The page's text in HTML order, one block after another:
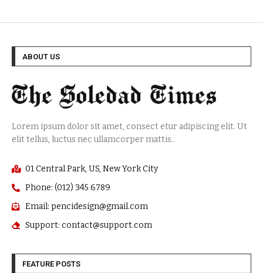
ABOUT US
Lorem ipsum dolor sit amet, consect etur adipiscing elit. Ut
elit tellus, luctus nec ullamcorper mattis..
01 Central Park, US, New York City
Phone: (012) 345 6789
Email: pencidesign@gmail.com
Support: contact@support.com
FEATURE POSTS